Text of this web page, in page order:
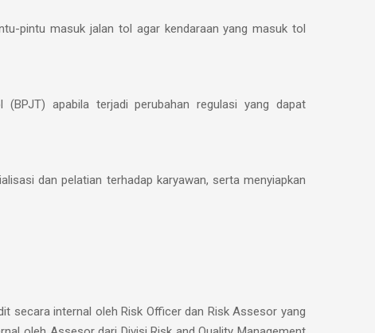
pintu masuk jalan tol agar kendaraan yang masuk tol
apabila terjadi perubahan regulasi yang dapat
dan pelatian terhadap karyawan, serta menyiapkan
secara internal oleh Risk Officer dan Risk Assesor yang